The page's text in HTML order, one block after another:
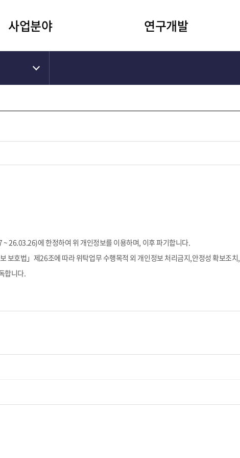
사업분야 연구개발
~ 26.03.26)에 한정하여 위 개인정보를 이용하며, 이후 파기합니다.
보 보호법」제26조에 따라 위탁업무 수행목적 외 개인정보 처리금지,안정성 확보조치,
합니다.